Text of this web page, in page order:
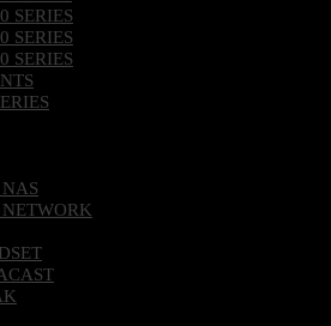
SERIES
SERIES
SERIES